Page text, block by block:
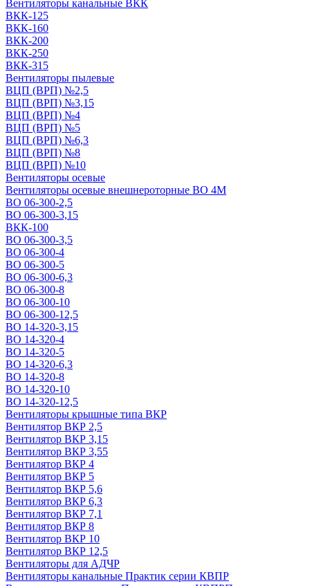
Вентиляторы канальные ВКК
ВКК-125
ВКК-160
ВКК-200
ВКК-250
ВКК-315
Вентиляторы пылевые
ВЦП (ВРП) №2,5
ВЦП (ВРП) №3,15
ВЦП (ВРП) №4
ВЦП (ВРП) №5
ВЦП (ВРП) №6,3
ВЦП (ВРП) №8
ВЦП (ВРП) №10
Вентиляторы осевые
Вентиляторы осевые внешнероторные ВО 4М
ВО 06-300-2,5
ВО 06-300-3,15
ВКК-100
ВО 06-300-3,5
ВО 06-300-4
ВО 06-300-5
ВО 06-300-6,3
ВО 06-300-8
ВО 06-300-10
ВО 06-300-12,5
ВО 14-320-3,15
ВО 14-320-4
ВО 14-320-5
ВО 14-320-6,3
ВО 14-320-8
ВО 14-320-10
ВО 14-320-12,5
Вентиляторы крышные типа ВКР
Вентилятор ВКР 2,5
Вентилятор ВКР 3,15
Вентилятор ВКР 3,55
Вентилятор ВКР 4
Вентилятор ВКР 5
Вентилятор ВКР 5,6
Вентилятор ВКР 6,3
Вентилятор ВКР 7,1
Вентилятор ВКР 8
Вентилятор ВКР 10
Вентилятор ВКР 12,5
Вентиляторы для АДЧР
Вентиляторы канальные Практик серии КВПР